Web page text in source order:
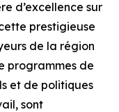
d’excellence sur
prestigieuse
de la région
programmes de
et de politiques
sont